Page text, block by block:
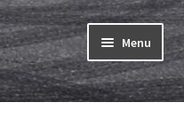
Menu
Expand